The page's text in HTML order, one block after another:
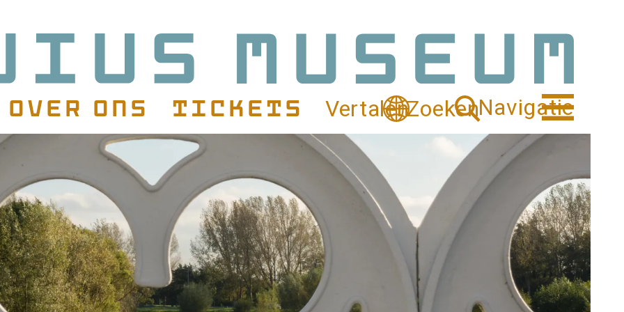
Over ons Tickets VertalenZoekenNavigatie